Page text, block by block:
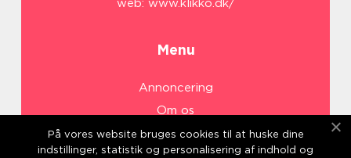
Menu
Annoncering
Om os
Cookies
På vores website bruges cookies til at huske dine
indstillinger, statistik og personalisering af indhold og